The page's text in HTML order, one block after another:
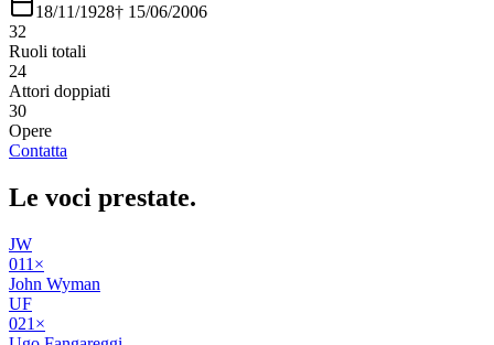
18/11/1928† 15/06/2006
32
Ruoli totali
24
Attori doppiati
30
Opere
Contatta
Le voci prestate.
JW
011 ×
John Wyman
UF
021 ×